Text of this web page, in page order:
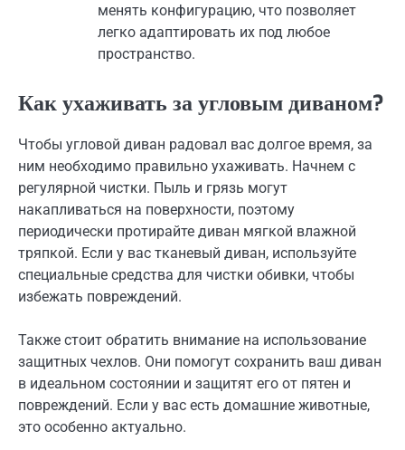
менять конфигурацию, что позволяет
легко адаптировать их под любое
пространство.
Как ухаживать за угловым диваном?
Чтобы угловой диван радовал вас долгое время, за
ним необходимо правильно ухаживать. Начнем с
регулярной чистки. Пыль и грязь могут
накапливаться на поверхности, поэтому
периодически протирайте диван мягкой влажной
тряпкой. Если у вас тканевый диван, используйте
специальные средства для чистки обивки, чтобы
избежать повреждений.
Также стоит обратить внимание на использование
защитных чехлов. Они помогут сохранить ваш диван
в идеальном состоянии и защитят его от пятен и
повреждений. Если у вас есть домашние животные,
это особенно актуально.